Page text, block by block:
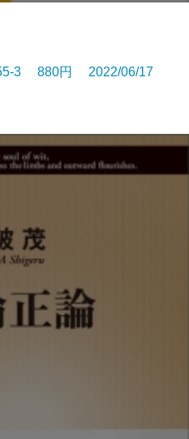
3 880円 2022/06/17